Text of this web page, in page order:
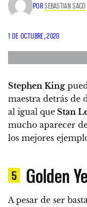
PORSEBASTIAN SACO
1 DE OCTUBRE, 2020
Stephen King
maestra detrás de
al igual que Stan
mucho aparecer
los mejores
5 Golden
A pesar de ser